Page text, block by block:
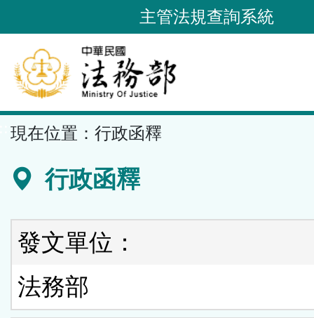
到
要
內
容
區
主管法規查詢系統
現在位置： 行政函釋
行政函釋
發文單位：
法務部